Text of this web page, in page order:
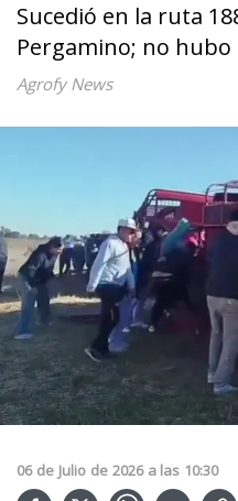
Sucedió en la ruta
Pergamino; no
Agrofy News
06 de Julio de 2026 a las 10:30